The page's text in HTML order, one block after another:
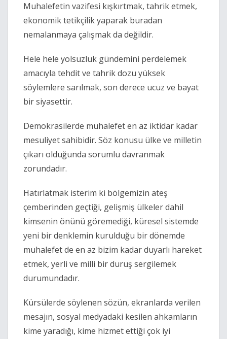
Muhalefetin vazifesi kışkırtmak, tahrik etmek,
ekonomik tetikçilik yaparak buradan
nemalanmaya çalışmak da değildir.
Hele hele yolsuzluk gündemini perdelemek
amacıyla tehdit ve tahrik dozu yüksek
söylemlere sarılmak, son derece ucuz ve bayat
bir siyasettir.
Demokrasilerde muhalefet en az iktidar kadar
mesuliyet sahibidir. Söz konusu ülke ve milletin
çıkarı olduğunda sorumlu davranmak
zorundadır.
Hatırlatmak isterim ki bölgemizin ateş
çemberinden geçtiği, gelişmiş ülkeler dahil
kimsenin önünü göremediği, küresel sistemde
yeni bir denklemin kurulduğu bir dönemde
muhalefet de en az bizim kadar duyarlı hareket
etmek, yerli ve milli bir duruş sergilemek
durumundadır.
Kürsülerde söylenen sözün, ekranlarda verilen
mesajın, sosyal medyadaki kesilen ahkamların
kime yaradığı, kime hizmet ettiği çok iyi